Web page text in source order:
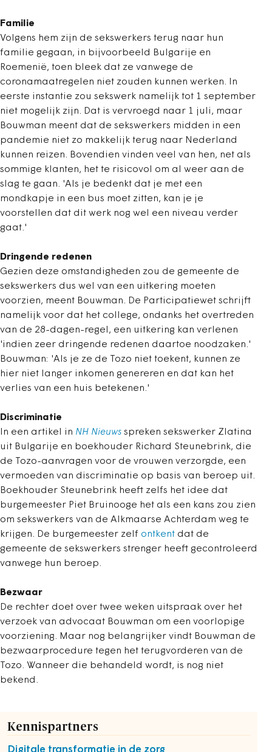
Familie
Volgens hem zijn de sekswerkers terug naar hun
familie gegaan, in bijvoorbeeld Bulgarije en
Roemenië, toen bleek dat ze vanwege de
coronamaatregelen niet zouden kunnen werken. In
eerste instantie zou sekswerk namelijk tot 1 september
niet mogelijk zijn. Dat is vervroegd naar 1 juli, maar
Bouwman meent dat de sekswerkers midden in een
pandemie niet zo makkelijk terug naar Nederland
kunnen reizen. Bovendien vinden veel van hen, net als
sommige klanten, het te risicovol om al weer aan de
slag te gaan. 'Als je bedenkt dat je met een
mondkapje in een bus moet zitten, kan je je
voorstellen dat dit werk nog wel een niveau verder
gaat.'
Dringende redenen
Gezien deze omstandigheden zou de gemeente de
sekswerkers dus wel van een uitkering moeten
voorzien, meent Bouwman. De Participatiewet schrijft
namelijk voor dat het college, ondanks het overtreden
van de 28-dagen-regel, een uitkering kan verlenen
'indien zeer dringende redenen daartoe noodzaken.'
Bouwman: 'Als je ze de Tozo niet toekent, kunnen ze
hier niet langer inkomen genereren en dat kan het
verlies van een huis betekenen.'
Discriminatie
In een artikel in NH Nieuws spreken sekswerker Zlatina
uit Bulgarije en boekhouder Richard Steunebrink, die
de Tozo-aanvragen voor de vrouwen verzorgde, een
vermoeden van discriminatie op basis van beroep uit.
Boekhouder Steunebrink heeft zelfs het idee dat
burgemeester Piet Bruinooge het als een kans zou zien
om sekswerkers van de Alkmaarse Achterdam weg te
krijgen. De burgemeester zelf ontkent dat de
gemeente de sekswerkers strenger heeft gecontroleerd
vanwege hun beroep.
Bezwaar
De rechter doet over twee weken uitspraak over het
verzoek van advocaat Bouwman om een voorlopige
voorziening. Maar nog belangrijker vindt Bouwman de
bezwaarprocedure tegen het terugvorderen van de
Tozo. Wanneer die behandeld wordt, is nog niet
bekend.
Kennispartners
Digitale transformatie in de zorg